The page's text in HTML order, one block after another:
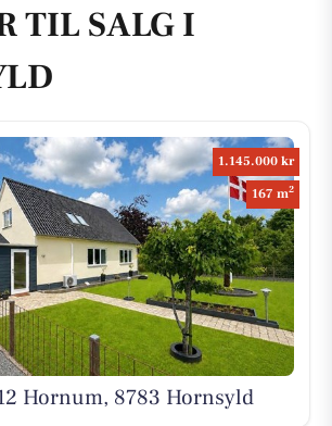
TIL SALG I
1.145.000 kr
167 m2
Hornum, 8783 Hornsyld